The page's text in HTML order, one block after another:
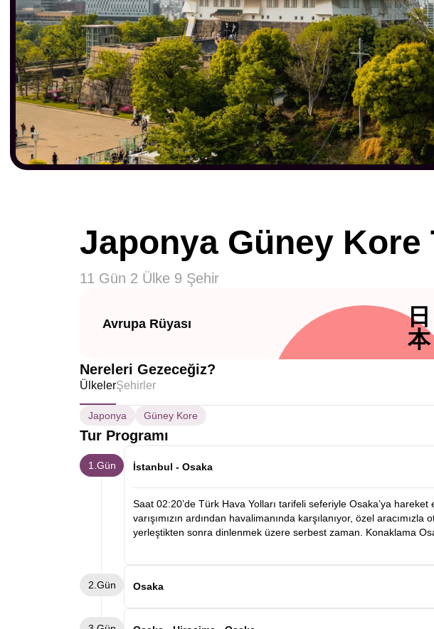
Japonya Güney Kore
11 Gün 2 Ülke 9 Şehir
Avrupa Rüyası
日
本
Nereleri Gezeceğiz?
ÜlkelerŞehirler
Japonya Güney Kore
Tur Programı
1.Gün İstanbul - Osaka
Saat 02:20’de Türk Hava Yolları tarifeli seferiyle Osaka’ya hareket
varışımızın ardından havalimanında karşılanıyor, özel
yerleştikten sonra dinlenmek üzere serbest zaman. Konaklama
2.Gün Osaka